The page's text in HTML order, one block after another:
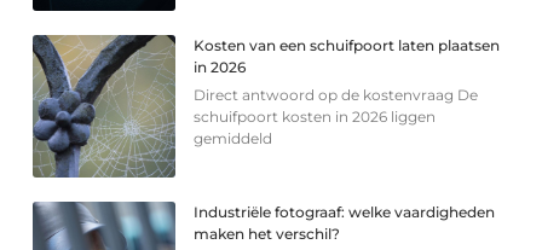
Kosten van een schuifpoort laten plaatsen
in 2026
Direct antwoord op de kostenvraag De
schuifpoort kosten in 2026 liggen
gemiddeld
Industriële fotograaf: welke vaardigheden
maken het verschil?